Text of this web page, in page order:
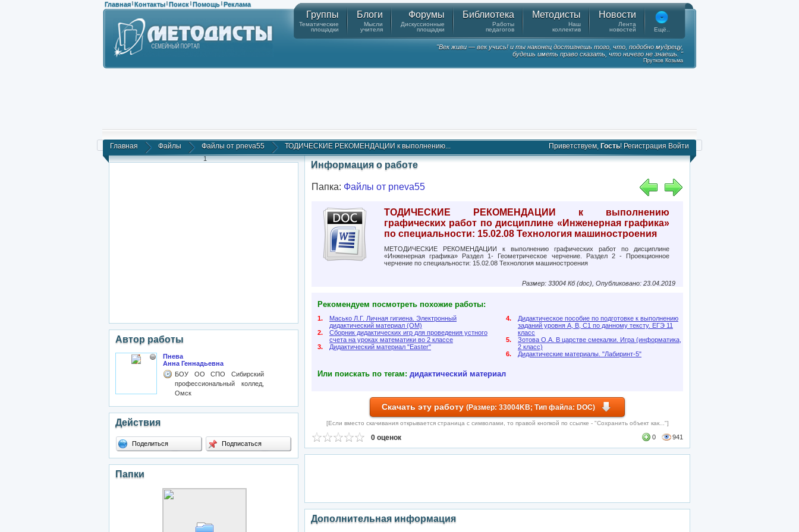
Главная | Контакты | Поиск | Помощь | Реклама
Группы
Тематические
площадки
Блоги
Мысли
учителя
Форумы
Дискуссионные
площадки
Библиотека
Работы
педагогов
Методисты
Наш
коллектив
Новости
Лента
новостей
Ещё..
"Век живи — век учись! и ты наконец достигнешь того, что, подобно мудрецу,
будешь иметь право сказать, что ничего не знаешь. "
Прутков Козьма
Главная Файлы Файлы от pneva55 ТОДИЧЕСКИЕ РЕКОМЕНДАЦИИ к выполнению... Приветствуем, Гость! Регистрация Войти
1
Автор работы
Пнева
Анна Геннадьевна
БОУ ОО СПО Сибирский
профессиональный коллед,
Омск
Действия
Поделиться Подписаться
Папки
Информация о работе
Папка: Файлы от pneva55
ТОДИЧЕСКИЕ РЕКОМЕНДАЦИИ к выполнению
графических работ по дисциплине «Инженерная графика»
по специальности: 15.02.08 Технология машиностроения
МЕТОДИЧЕСКИЕ РЕКОМЕНДАЦИИ к выполнению графических работ по дисциплине
«Инженерная графика» Раздел 1- Геометрическое черчение. Раздел 2 - Проекционное
черчение по специальности: 15.02.08 Технология машиностроения
Размер: 33004 Кб (doc), Опубликовано: 23.04.2019
Рекомендуем посмотреть похожие работы:
1.
Масько Л.Г. Личная гигиена. Электронный
дидактический материал (ОМ)
2.
Сборник дидактических игр для проведения устного
счета на уроках математики во 2 классе
3.
Дидактический материал "Easter"
4.
Дидактическое пособие по подготовке к выполнению
заданий уровня А, В, С1 по данному тексту. ЕГЭ 11
класс
5.
Зотова О.А. В царстве смекалки. Игра (информатика,
2 класс)
6.
Дидактические материалы. "Лабиринт-5"
Или поискать по тегам: дидактический материал
Скачать эту работу (Размер: 33004KB; Тип файла: DOC)
[Если вместо скачивания открывается страница с символами, то правой кнопкой по ссылке - "Сохранить объект как..."]
0 оценок 0 941
Дополнительная информация